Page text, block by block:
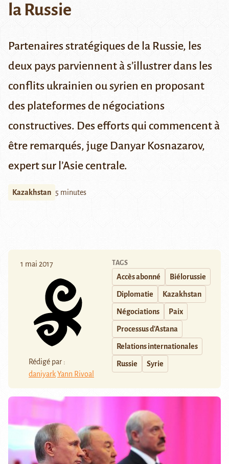
la Russie
Partenaires stratégiques de la Russie, les
deux pays parviennent à s’illustrer dans les
conflits ukrainien ou syrien en proposant
des plateformes de négociations
constructives. Des efforts qui commencent à
être remarqués, juge Danyar Kosnazarov,
expert sur l’Asie centrale.
Kazakhstan 5 minutes
1 mai 2017
Rédigé par :
daniyarkYann Rivoal
TAGS
Accès abonné Biélorussie
Diplomatie Kazakhstan
Négociations Paix
Processus d'Astana
Relations internationales
Russie Syrie